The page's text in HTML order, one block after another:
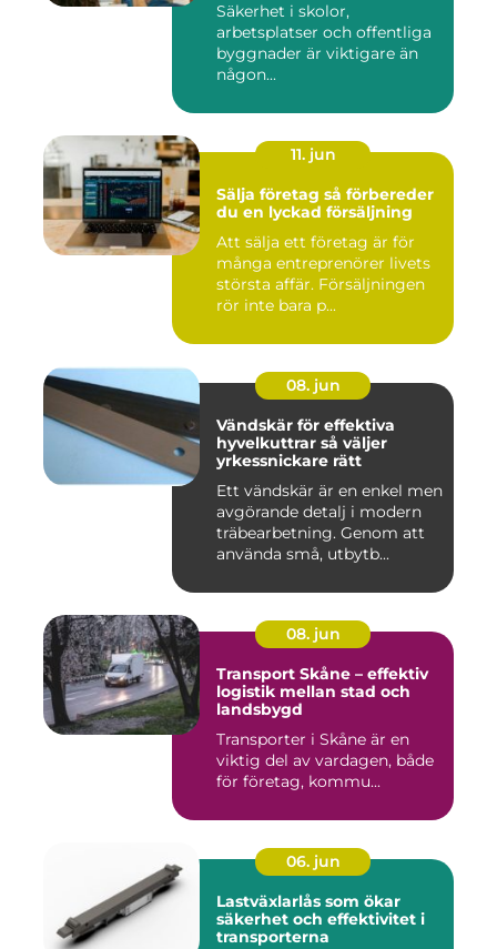
Säkerhet i skolor,
arbetsplatser och offentliga
byggnader är viktigare än
någon...
11. jun
Sälja företag så förbereder
du en lyckad försäljning
Att sälja ett företag är för
många entreprenörer livets
största affär. Försäljningen
rör inte bara p...
08. jun
Vändskär för effektiva
hyvelkuttrar så väljer
yrkessnickare rätt
Ett vändskär är en enkel men
avgörande detalj i modern
träbearbetning. Genom att
använda små, utbytb...
08. jun
Transport Skåne – effektiv
logistik mellan stad och
landsbygd
Transporter i Skåne är en
viktig del av vardagen, både
för företag, kommu...
06. jun
Lastväxlarlås som ökar
säkerhet och effektivitet i
transporterna